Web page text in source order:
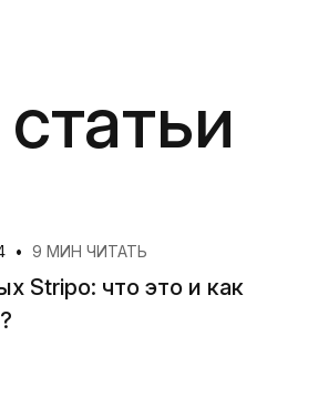
• 9 МИН ЧИТАТЬ
Stripo: что это и как